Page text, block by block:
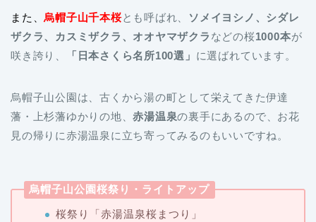
また、烏帽子山千本桜とも呼ばれ、
ソメイヨシノ、シダレ
ザクラ、カスミザクラ、オオヤマザクラ などの桜1000本が
咲き誇り、
「日本さくら名所100選」 に選ばれています。
烏帽子山公園は、古くから湯の町として栄えてきた伊達
藩・上杉藩ゆかりの地、赤湯温泉の裏手にあるので、お花
見の帰りに赤湯温泉に立ち寄ってみるのもいいですね。
烏帽子山公園桜祭り・ライトアップ
桜祭り「赤湯温泉桜まつり」